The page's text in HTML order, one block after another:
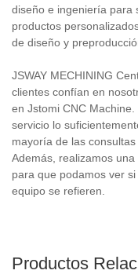
diseño e ingeniería para
productos
de diseño y
JSWAY MECHINING
clientes confían en
en Jstomi CNC
servicio lo
mayoría de las
Además, realizamos
para que podamos ver
equipo se refieren.
Productos